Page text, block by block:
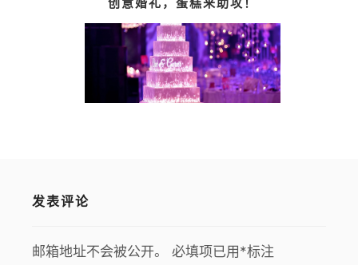
发表评论
邮箱地址不会被公开。 必填项已用*标注